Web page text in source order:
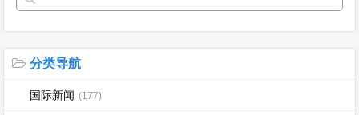
分类导航
国际新闻 (177)